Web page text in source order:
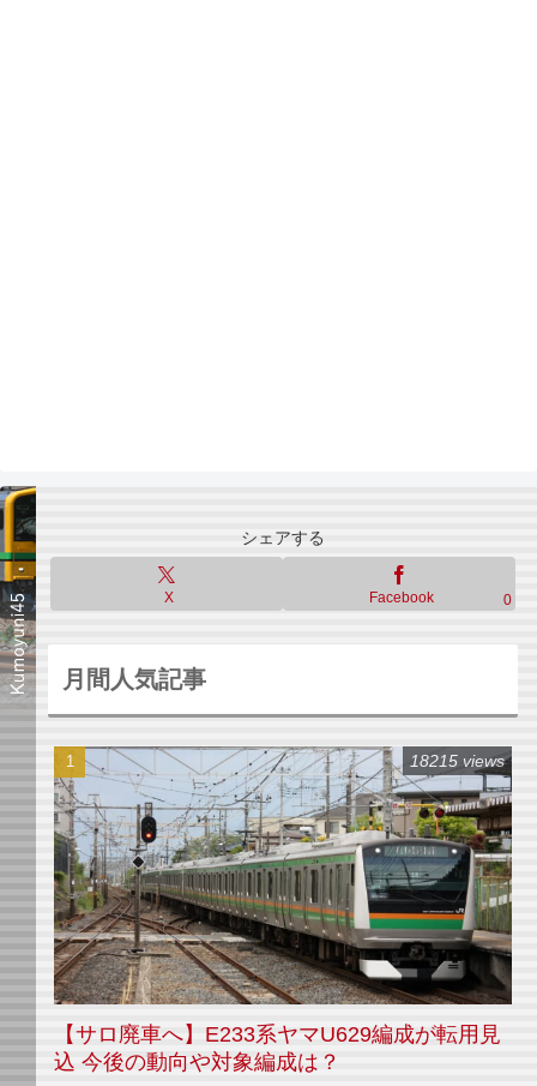
シェアする
X Facebook 0
月間人気記事
【サロ廃車へ】E233系ヤマU629編成が転用見
込 今後の動向や対象編成は？
18215 views